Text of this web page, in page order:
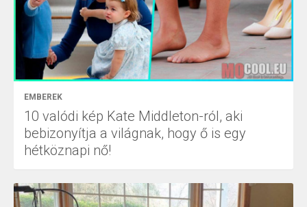
EMBEREK
10 valódi kép Kate Middleton-ról, aki
bebizonyítja a világnak, hogy ő is egy
hétköznapi nő!